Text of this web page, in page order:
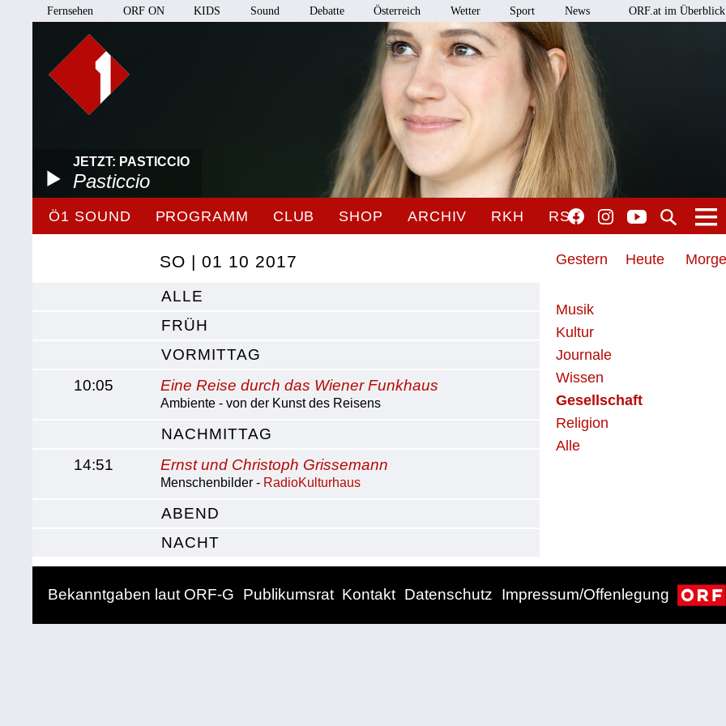
Fernsehen ORF ON KIDS Sound Debatte Österreich Wetter Sport News ORF.at im Überblick
JETZT: PASTICCIO
Pasticcio
Ö1 SOUND PROGRAMM CLUB SHOP ARCHIV RKH RSO
Gestern Heute
Musik
Kultur
Journale
Wissen
Gesellschaft
Religion
Alle
SO | 01 10 2017
ALLE
FRÜH
VORMITTAG
10:05
Eine Reise durch das Wiener Funkhaus
Ambiente - von der Kunst des Reisens
NACHMITTAG
14:51
Ernst und Christoph Grissemann
Menschenbilder - RadioKulturhaus
ABEND
NACHT
Bekanntgaben laut ORF-G Publikumsrat Kontakt Datenschutz Impressum/Offenlegung